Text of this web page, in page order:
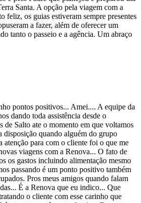
Santa. A opção pela viagem com a
feliz, os guias estiveram sempre presentes
a fazer, além de oferecer um
tanto o passeio e a agência. Um abraço
pontos positivos... Amei.... A equipe da
dando toda assistência desde o
de Salto ate o momento em que voltamos
disposição quando alguém do grupo
atenção para com o cliente foi o que me
viagens com a Renova... O fato de
os gastos incluindo alimentação mesmo
passando é um ponto positivo também
Pros meus amigos quando falam
É a Renova que eu indico... Que
o cliente com esse carinho que